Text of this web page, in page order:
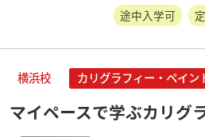
途中入学可
横浜校 カリグラフィー・ペイン
マイペースで学ぶカリグ